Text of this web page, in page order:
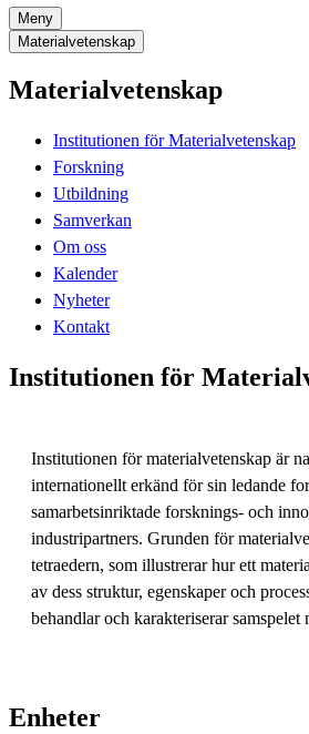
Meny
Materialvetenskap
Materialvetenskap
Institutionen för Materialvetenskap
Forskning
Utbildning
Samverkan
Om oss
Kalender
Nyheter
Kontakt
Institutionen för
Institutionen för materialvetenskap är
internationellt erkänd för sin ledande
samarbetsinriktade forsknings- och
industripartners. Grunden för
tetraedern, som illustrerar hur ett
av dess struktur, egenskaper och
behandlar och karakteriserar samspelet
Enheter